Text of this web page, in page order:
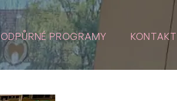
PROGRAMY KONTAKT